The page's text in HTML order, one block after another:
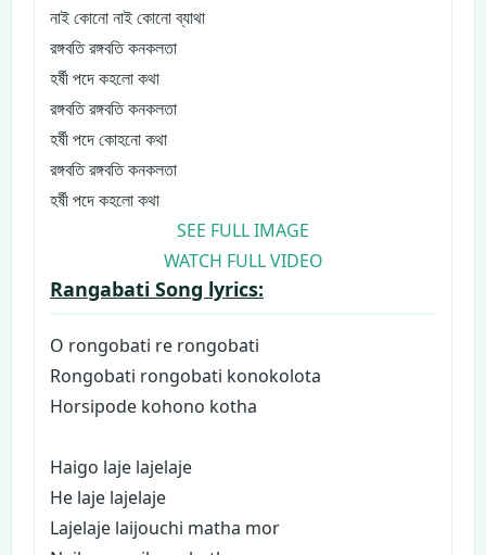
নাই কোনো নাই কোনো ব্যাথা
রঙ্গবতি রঙ্গবতি কনকলতা
হর্ষী পদে কহলো কথা
রঙ্গবতি রঙ্গবতি কনকলতা
হর্ষী পদে কোহনো কথা
রঙ্গবতি রঙ্গবতি কনকলতা
হর্ষী পদে কহলো কথা
SEE FULL IMAGE
WATCH FULL VIDEO
Rangabati Song lyrics:
O rongobati re rongobati
Rongobati rongobati konokolota
Horsipode kohono kotha
Haigo laje lajelaje
He laje lajelaje
Lajelaje laijouchi matha mor